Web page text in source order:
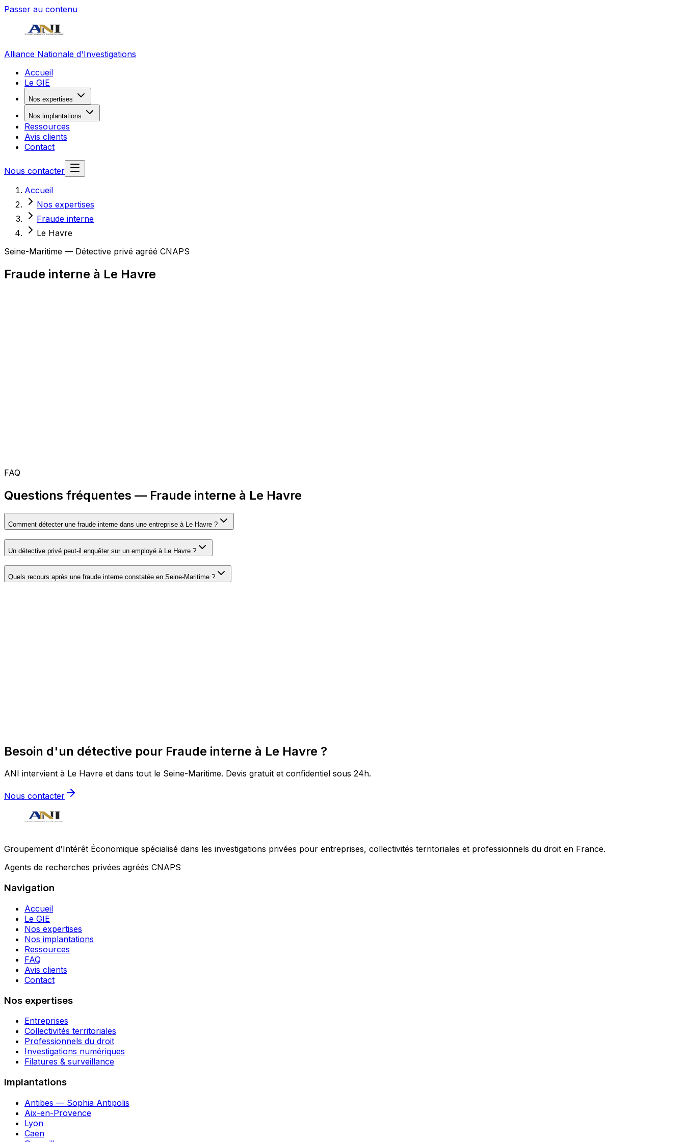
Passer au contenu
Alliance Nationale d'Investigations
Accueil
Le GIE
Nos expertises
Nos implantations
Ressources
Avis clients
Contact
Nous contacter
Accueil
Nos expertises
Fraude interne
Le Havre
Seine-Maritime — Détective privé agréé CNAPS
Fraude interne à Le Havre
FAQ
Questions fréquentes — Fraude interne à Le Havre
Comment détecter une fraude interne dans une entreprise à Le Havre ?
Un détective privé peut-il enquêter sur un employé à Le Havre ?
Quels recours après une fraude interne constatée en Seine-Maritime ?
Besoin d'un détective pour Fraude interne à Le Havre ?
ANI intervient à Le Havre et dans tout le Seine-Maritime. Devis gratuit et confidentiel sous 24h.
Nous contacter
Groupement d'Intérêt Économique spécialisé dans les investigations privées pour entreprises, collectivités territoriales et professionnels du droit en France.
Agents de recherches privées agréés CNAPS
Navigation
Accueil
Le GIE
Nos expertises
Nos implantations
Ressources
FAQ
Avis clients
Contact
Nos expertises
Entreprises
Collectivités territoriales
Professionnels du droit
Investigations numériques
Filatures & surveillance
Implantations
Antibes — Sophia Antipolis
Aix-en-Provence
Lyon
Caen